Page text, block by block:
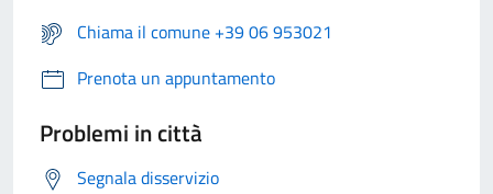
Chiama il comune +39 06 953021
Prenota un appuntamento
Problemi in città
Segnala disservizio